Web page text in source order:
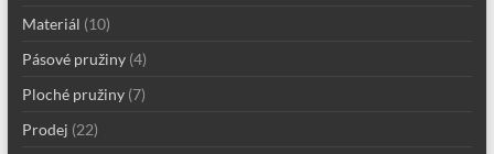
Materiál (10)
Pásové pružiny(4)
Ploché pružiny(7)
Prodej (22)